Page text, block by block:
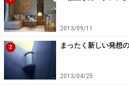
2013/09/11
2 まったく新しい発想
2013/04/25